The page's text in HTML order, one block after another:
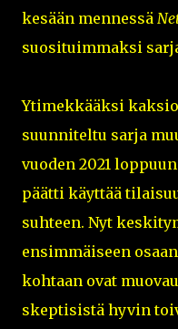
kesään mennessä
suosituimmaksi
Ytimekkääksi
suunniteltu sarja
vuoden 2021
päätti käyttää
suhteen. Nyt
ensimmäiseen
kohtaan ovat
skeptisistä hyvin